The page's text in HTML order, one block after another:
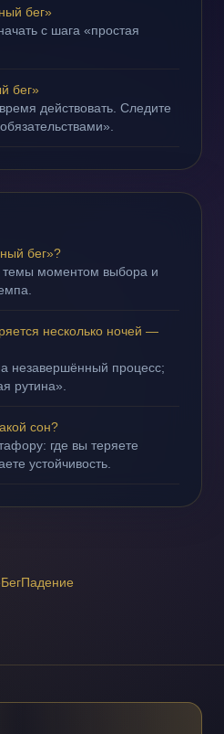
бег»
с шага «простая
бег»
действовать. Следите
бег»?
моментом выбора и
несколько ночей —
незавершённый процесс;
рутина».
сон?
где вы теряете
устойчивость.
БегПадение